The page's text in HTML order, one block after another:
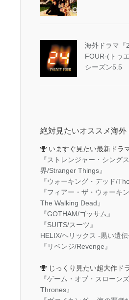
海外ドラマ『
FOUR-(トゥ
シーズン5.5
絶対見たいオススメ海外
いますぐ見たい最新ドラ
『ストレンジャー・シング
界/Stranger Things』
『ウォーキング・デッド/
『フィアー・ザ・ウォーキ
The Walking Dead』
『GOTHAM/ゴッサム』
『SUITS/スーツ』
HELIX/ヘリックス -黒い遺
『リベンジ/Revenge』
じっくり見たい超大作ド
『ゲーム・オブ・スローン
Thrones』